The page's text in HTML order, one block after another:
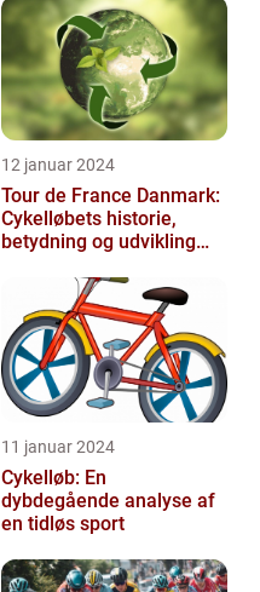
12 januar 2024
Tour de France Danmark:
Cykelløbets historie,
betydning og udvikling
11 januar 2024
Cykelløb: En
dybdegående analyse af
en tidløs sport